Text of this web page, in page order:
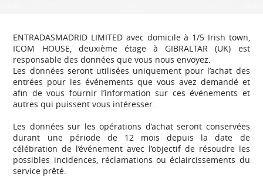
ENTRADASMADRID LIMITED avec domicile à 1/5 Irish town,
ICOM HOUSE, deuxième étage à GIBRALTAR (UK) est
responsable des données que vous nous envoyez.
Les données seront utilisées uniquement pour l’achat des
entrées pour les événements que vous avez demandé et
afin de vous fournir l’information sur ces événements et
autres qui puissent vous intéresser.
Les données sur les opérations d’achat seront conservées
durant une période de 12 mois depuis la date de
célébration de l’événement avec l’objectif de résoudre les
possibles incidences, réclamations ou éclaircissements du
service prêté.